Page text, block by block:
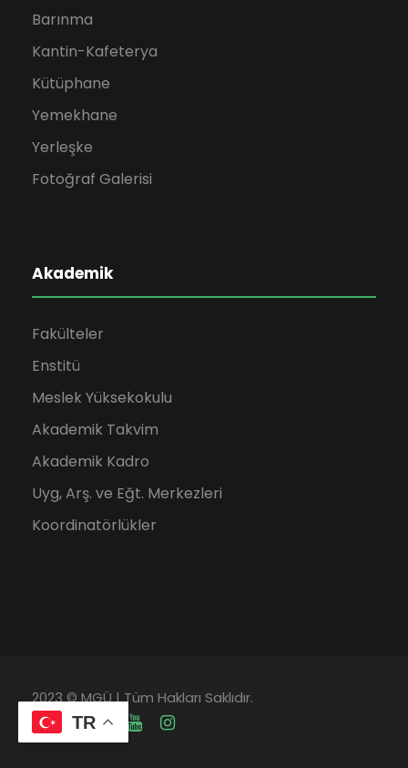
Barınma
Kantin-Kafeterya
Kütüphane
Yemekhane
Yerleşke
Fotoğraf Galerisi
Akademik
Fakülteler
Enstitü
Meslek Yüksekokulu
Akademik Takvim
Akademik Kadro
Uyg, Arş. ve Eğt. Merkezleri
Koordinatörlükler
2023 © MGÜ | Tüm Hakları Saklıdır.
TR